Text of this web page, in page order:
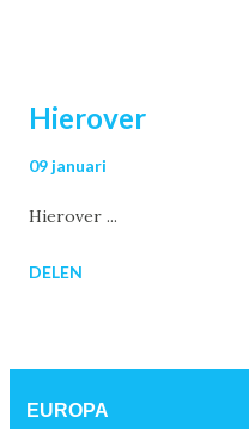
Hierover
09 januari
Hierover ...
DELEN
EUROPA